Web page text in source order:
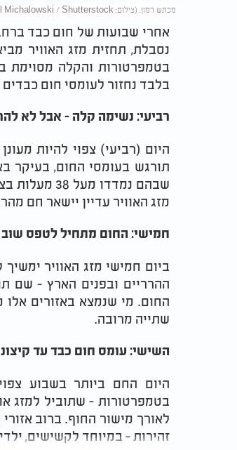
מכתש רמון. (צילום: Pawel Michalowski / Shutterstock)
אחרי שבועות של חום כבד
נסבלת, תחזית מזג האוויר
בטמפרטורות והקלה מסוימת
בלבד נחזור לעומסי חום כבדים
רביעי: נשימה קלה - אבל לא
היום (רביעי) צפוי להיות
תורגש בעומסי החום, בעיקר
שבהם
מזג האוויר עדיין יישאר חם
חמישי: החום מתחיל לטפס שוב
ביום חמישי מזג האוויר
ההרריים ובפנים הארץ - שם
החום. מי שנמצא באזורים
שתייה מרובה.
השישי: עומס חום כבד עד
היום החם ביותר בשבוע
בטמפרטורות - שתוביל למזג
לאורך מישור החוף. ברוב
זהירות - במיוחד לקשישים,